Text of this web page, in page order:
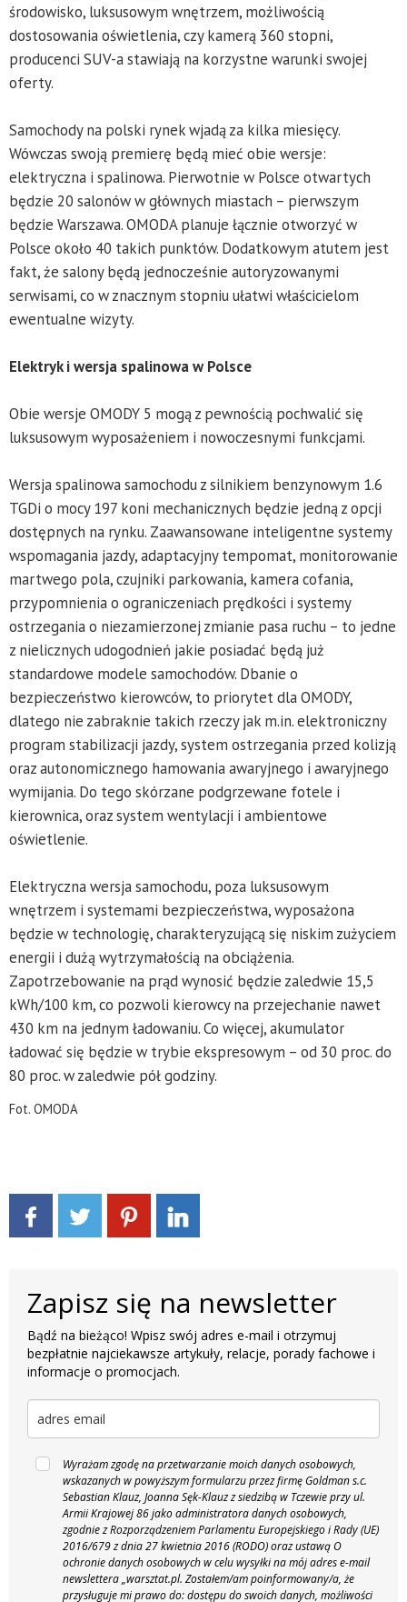
środowisko, luksusowym wnętrzem, możliwością
dostosowania oświetlenia, czy kamerą 360 stopni,
producenci SUV-a stawiają na korzystne warunki swojej
oferty.
Samochody na polski rynek wjadą za kilka miesięcy.
Wówczas swoją premierę będą mieć obie wersje:
elektryczna i spalinowa. Pierwotnie w Polsce otwartych
będzie 20 salonów w głównych miastach – pierwszym
będzie Warszawa. OMODA planuje łącznie otworzyć w
Polsce około 40 takich punktów. Dodatkowym atutem jest
fakt, że salony będą jednocześnie autoryzowanymi
serwisami, co w znacznym stopniu ułatwi właścicielom
ewentualne wizyty.
Elektryk i wersja spalinowa w Polsce
Obie wersje OMODY 5 mogą z pewnością pochwalić się
luksusowym wyposażeniem i nowoczesnymi funkcjami.
Wersja spalinowa samochodu z silnikiem benzynowym 1.6
TGDi o mocy 197 koni mechanicznych będzie jedną z opcji
dostępnych na rynku. Zaawansowane inteligentne systemy
wspomagania jazdy, adaptacyjny tempomat, monitorowanie
martwego pola, czujniki parkowania, kamera cofania,
przypomnienia o ograniczeniach prędkości i systemy
ostrzegania o niezamierzonej zmianie pasa ruchu – to jedne
z nielicznych udogodnień jakie posiadać będą już
standardowe modele samochodów. Dbanie o
bezpieczeństwo kierowców, to priorytet dla OMODY,
dlatego nie zabraknie takich rzeczy jak m.in. elektroniczny
program stabilizacji jazdy, system ostrzegania przed kolizją
oraz autonomicznego hamowania awaryjnego i awaryjnego
wymijania. Do tego skórzane podgrzewane fotele i
kierownica, oraz system wentylacji i ambientowe
oświetlenie.
Elektryczna wersja samochodu, poza luksusowym
wnętrzem i systemami bezpieczeństwa, wyposażona
będzie w technologię, charakteryzującą się niskim zużyciem
energii i dużą wytrzymałością na obciążenia.
Zapotrzebowanie na prąd wynosić będzie zaledwie 15,5
kWh/100 km, co pozwoli kierowcy na przejechanie nawet
430 km na jednym ładowaniu. Co więcej, akumulator
ładować się będzie w trybie ekspresowym – od 30 proc. do
80 proc. w zaledwie pół godziny.
Fot. OMODA
Zapisz się na newsletter
Bądź na bieżąco! Wpisz swój adres e-mail i otrzymuj
bezpłatnie najciekawsze artykuły, relacje, porady fachowe i
informacje o promocjach.
Wyrażam zgodę na przetwarzanie moich danych osobowych,
wskazanych w powyższym formularzu przez firmę Goldman s.c.
Sebastian Klauz, Joanna Sęk-Klauz z siedzibą w Tczewie przy ul.
Armii Krajowej 86 jako administratora danych osobowych,
zgodnie z Rozporządzeniem Parlamentu Europejskiego i Rady (UE)
2016/679 z dnia 27 kwietnia 2016 (RODO) oraz ustawą O
ochronie danych osobowych w celu wysyłki na mój adres e-mail
newslettera „warsztat.pl. Zostałem/am poinformowany/a, że
przysługuje mi prawo do: dostępu do swoich danych, możliwości